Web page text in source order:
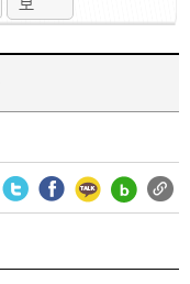
보